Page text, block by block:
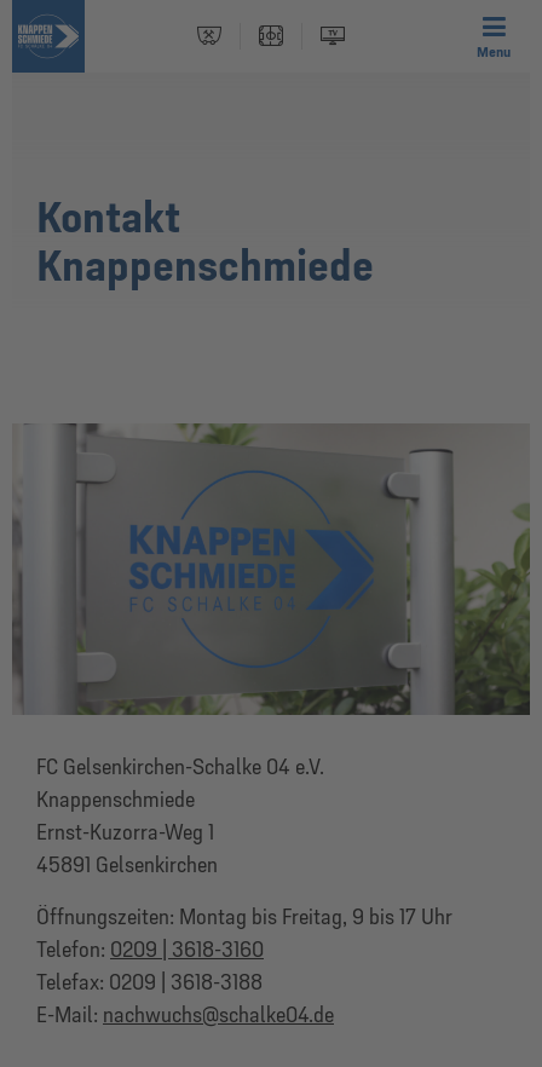
Menu
Kontakt
Knappenschmiede
FC Gelsenkirchen-Schalke 04 e.V.
Knappenschmiede
Ernst-Kuzorra-Weg 1
45891 Gelsenkirchen
Öffnungszeiten: Montag bis Freitag, 9 bis 17 Uhr
Telefon: 0209 | 3618-3160
Telefax: 0209 | 3618-3188
E-Mail: nachwuchs@schalke04.de